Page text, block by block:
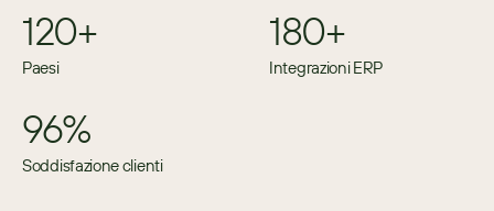
120+
Paesi
180+
Integrazioni ERP
96%
Soddisfazione clienti